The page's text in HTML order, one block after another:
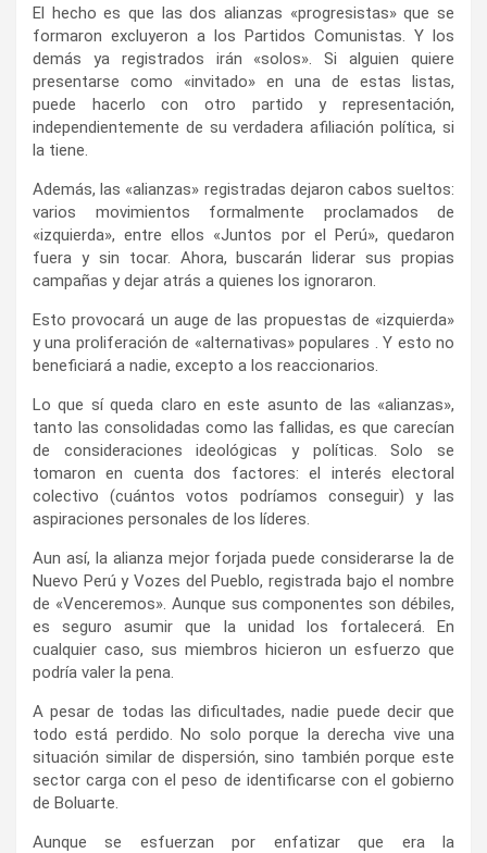
El hecho es que las dos alianzas «progresistas» que se
formaron excluyeron a los Partidos Comunistas. Y los
demás ya registrados irán «solos». Si alguien quiere
presentarse como «invitado» en una de estas listas,
puede hacerlo con otro partido y representación,
independientemente de su verdadera afiliación política, si
la tiene.
Además, las «alianzas» registradas dejaron cabos sueltos:
varios movimientos formalmente proclamados de
«izquierda», entre ellos «Juntos por el Perú», quedaron
fuera y sin tocar. Ahora, buscarán liderar sus propias
campañas y dejar atrás a quienes los ignoraron.
Esto provocará un auge de las propuestas de «izquierda»
y una proliferación de «alternativas» populares . Y esto no
beneficiará a nadie, excepto a los reaccionarios.
Lo que sí queda claro en este asunto de las «alianzas»,
tanto las consolidadas como las fallidas, es que carecían
de consideraciones ideológicas y políticas. Solo se
tomaron en cuenta dos factores: el interés electoral
colectivo (cuántos votos podríamos conseguir) y las
aspiraciones personales de los líderes.
Aun así, la alianza mejor forjada puede considerarse la de
Nuevo Perú y Vozes del Pueblo, registrada bajo el nombre
de «Venceremos». Aunque sus componentes son débiles,
es seguro asumir que la unidad los fortalecerá. En
cualquier caso, sus miembros hicieron un esfuerzo que
podría valer la pena.
A pesar de todas las dificultades, nadie puede decir que
todo está perdido. No solo porque la derecha vive una
situación similar de dispersión, sino también porque este
sector carga con el peso de identificarse con el gobierno
de Boluarte.
Aunque se esfuerzan por enfatizar que era la